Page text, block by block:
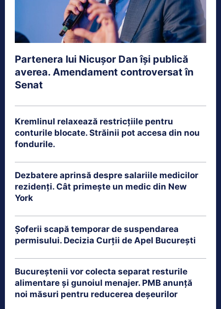
Partenera lui Nicușor Dan își publică
averea. Amendament controversat în
Senat
Kremlinul relaxează restricțiile pentru
conturile blocate. Străinii pot accesa din nou
fondurile.
Dezbatere aprinsă despre salariile medicilor
rezidenți. Cât primește un medic din New
York
Șoferii scapă temporar de suspendarea
permisului. Decizia Curții de Apel București
Bucureștenii vor colecta separat resturile
alimentare și gunoiul menajer. PMB anunță
noi măsuri pentru reducerea deșeurilor